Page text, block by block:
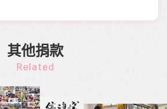
其他捐款
Related